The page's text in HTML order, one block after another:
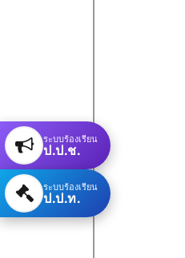
ระบบร้องเรียน
ป.ป.ช.
ระบบร้องเรียน
ป.ป.ท.